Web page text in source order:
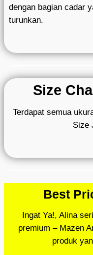
dengan bagian cadar
turunkan.
Size
Terdapat semua
Size
Best
Ingat Ya!, Alina
premium – Mazen
produk